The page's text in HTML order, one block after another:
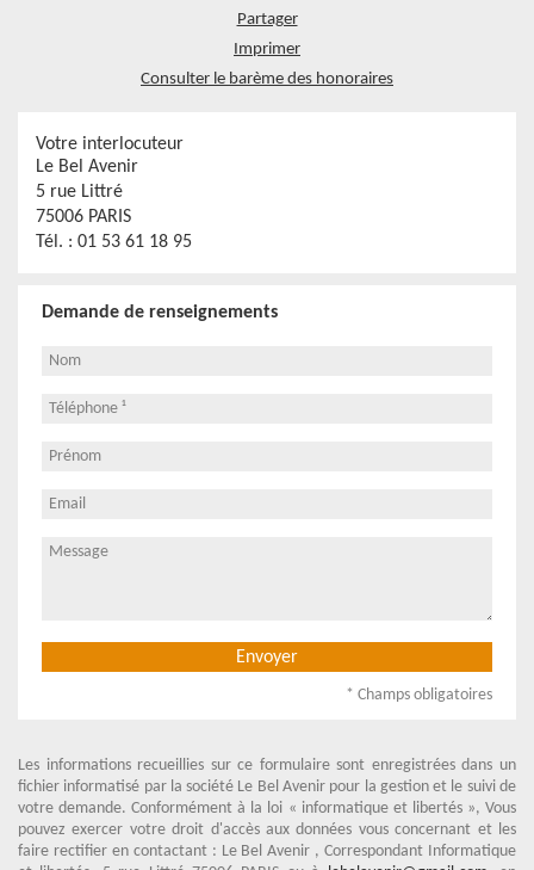
Partager
Imprimer
Consulter le barème des honoraires
Votre interlocuteur
Le Bel Avenir
5 rue Littré
75006 PARIS
Tél. : 01 53 61 18 95
Demande de renseignements
* Champs obligatoires
Les informations recueillies sur ce formulaire sont enregistrées dans un
fichier informatisé par la société Le Bel Avenir pour la gestion et le suivi de
votre demande. Conformément à la loi « informatique et libertés », Vous
pouvez exercer votre droit d'accès aux données vous concernant et les
faire rectifier en contactant : Le Bel Avenir , Correspondant Informatique